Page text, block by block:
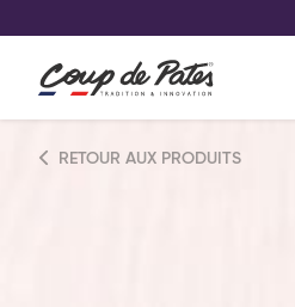
Conservez
RETOUR AUX PRODUITS